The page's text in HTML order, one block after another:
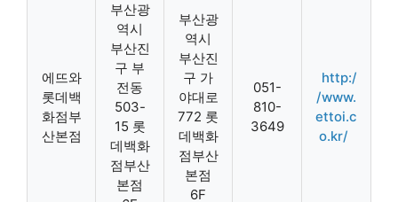
에뜨와
롯데백
화점부
산본점
부산광
역시
부산진
구 부
전동
503-
15 롯
데백화
점부산
본점
부산광
역시
부산진
구 가
야대로
772 롯
데백화
점부산
본점
6F
051-
810-
3649
http:/
/www.
ettoi.c
o.kr/